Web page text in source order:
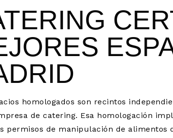
homologados son recintos
de catering. Esa homologación
permisos de manipulación de